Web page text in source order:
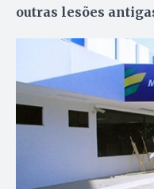
outras lesões